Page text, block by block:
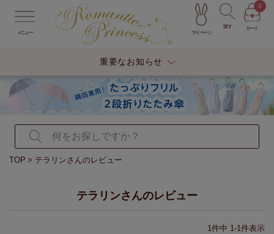
メニュー マイページ
探す カート
0
重要なお知らせ
TOP テラリンさんのレビュー
テラリンさんのレビュー
1件中 1-1件表示